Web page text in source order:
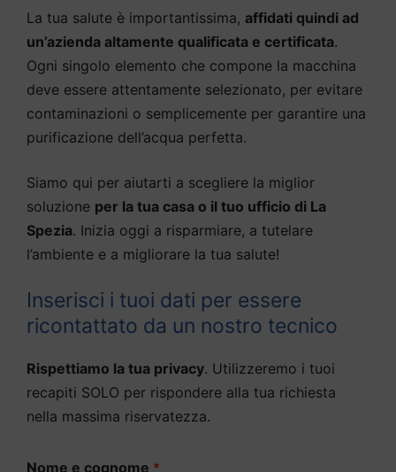
La tua salute è importantissima, affidati quindi ad
un’azienda altamente qualificata e certificata.
Ogni singolo elemento che compone la macchina
deve essere attentamente selezionato, per evitare
contaminazioni o semplicemente per garantire una
purificazione dell’acqua perfetta.
Siamo qui per aiutarti a scegliere la miglior
soluzione per la tua casa o il tuo ufficio di La
Spezia. Inizia oggi a risparmiare, a tutelare
l’ambiente e a migliorare la tua salute!
Inserisci i tuoi dati per essere
ricontattato da un nostro tecnico
Rispettiamo la tua privacy. Utilizzeremo i tuoi
recapiti SOLO per rispondere alla tua richiesta
nella massima riservatezza.
Nome e cognome *